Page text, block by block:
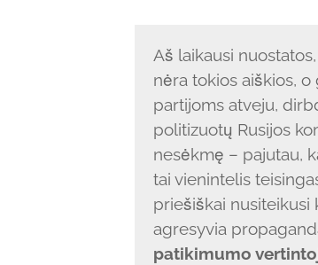
Aš laikausi
nėra tokios aiškios,
partijoms atveju,
politizuotų Rusijos
nesėkmę – pajutau,
tai vienintelis
priešiškai nusiteikusi
agresyvia
patikimumo